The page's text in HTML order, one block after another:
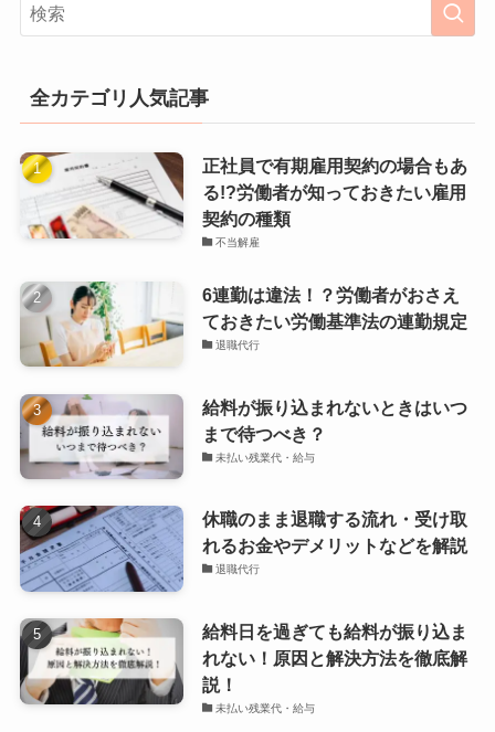
全カテゴリ人気記事
正社員で有期雇用契約の場合もあ
る!?労働者が知っておきたい雇用
契約の種類
不当解雇
6連勤は違法！？労働者がおさえ
ておきたい労働基準法の連勤規定
退職代行
給料が振り込まれないときはいつ
まで待つべき？
未払い残業代・給与
休職のまま退職する流れ・受け取
れるお金やデメリットなどを解説
退職代行
給料日を過ぎても給料が振り込ま
れない！原因と解決方法を徹底解
説！
未払い残業代・給与